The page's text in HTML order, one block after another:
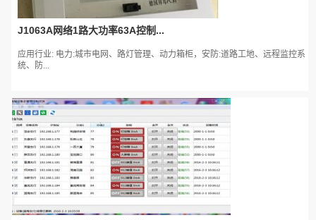
J1063A网络1路大功率63A控制...
应用行业: 电力:城市电网、路灯管理、动力箱柜，安防:道路工地、远程监控系
统、防...